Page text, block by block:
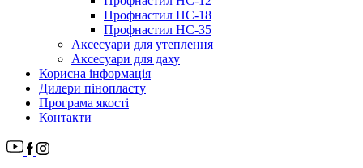
Профнастил НС-18
Профнастил НС-35
Аксесуари для утеплення
Аксесуари для даху
Корисна інформація
Дилери пінопласту
Програма якості
Контакти